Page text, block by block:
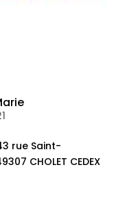
43 rue Saint-
CHOLET CEDEX